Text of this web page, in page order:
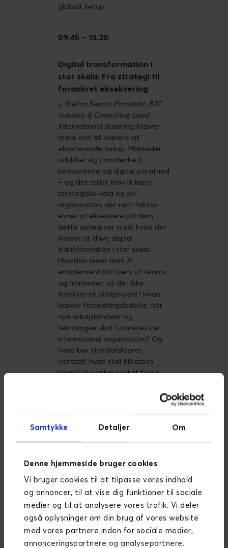
Samtykke Detaljer Om
Denne hjemmeside bruger cookies
Vi bruger cookies til at tilpasse vores indhold
og annoncer, til at vise dig funktioner til sociale
medier og til at analysere vores trafik. Vi deler
også oplysninger om din brug af vores website
med vores partnere inden for sociale medier,
annonceringspartnere og analysepartnere.
globalt setup.
09.45 10.30
Digital transformation i
stor skala: Fra strategi til
forankret eksekvering
v. Stefan Swartz Primdahl, B2C
Industry & Consulting Lead
International skalering kræver
mere end at kopiere sit
eksisterende setup. Markeder
adskiller sig i modenhed,
konkurrence og digital parathed
– og det stiller krav til klare
strategiske valg og en
organisation, der rent faktisk
evner at eksekvere på dem. I
dette oplæg ser vi på, hvad det
kræver at drive digital
transformation i stor skala.
Hvordan sikrer man AI
enablement på tværs af teams
og markeder, så det ikke
forbliver et pilotprojekt? Hvad
kræver forandringsledelse, når
nye arbejdsmåder og
teknologier skal forankres i en
international organisation? Og
hvad bør standardiseres
centralt, hvad skal tilpasses
lokalt? Vi sætter særligt fokus
markeder er hverken AI-
aktivering eller præcis
på, hvordan man bygger det
af governance og organisation.
Endeligt ser vi på AI value
measurement: Hvordan måler
og dokumenterer man værdien
af AI-indsatsen på en måde,
der giver mening for